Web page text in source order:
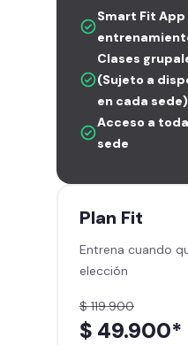
Smart Fit App
Clases
(Sujeto a
en cada sede)
Acceso a
sede
Plan Fit
Entrena cuando
elección
$ 119.900
$ 49.900*